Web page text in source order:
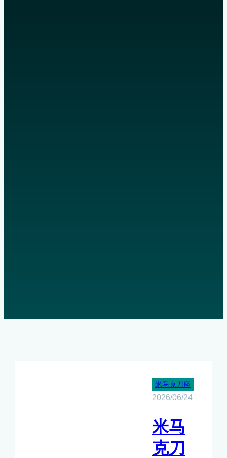
米马克刀座
2026/06/24
米马
克刀